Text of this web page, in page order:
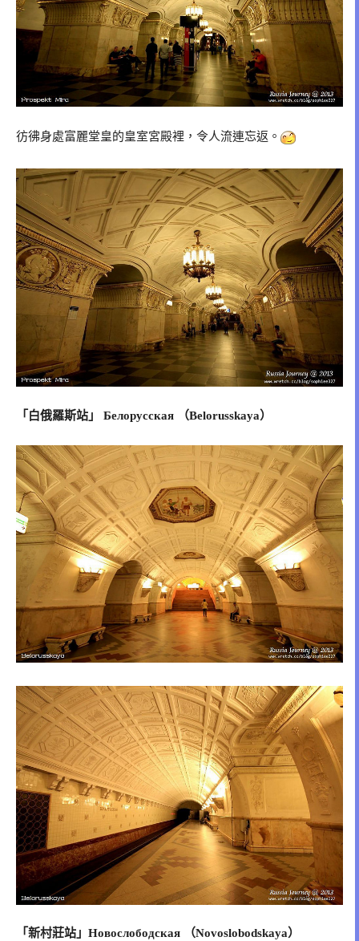
彷彿身處富麗堂皇的皇室宮殿裡，令人流連忘返。
「白俄羅斯站」 Белорусская （Belorusskaya）
「新村莊站」Новослободская （Novoslobodskaya）